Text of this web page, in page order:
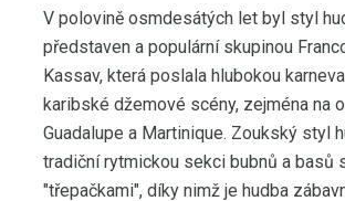
V polovině osmdesátých let byl styl
představen a populární skupinou
Kassav, která poslala hlubokou
karibské džemové scény, zejména na
Guadalupe a Martinique. Zoukský styl
tradiční rytmickou sekci bubnů a basů
"třepačkami", díky nimž je hudba